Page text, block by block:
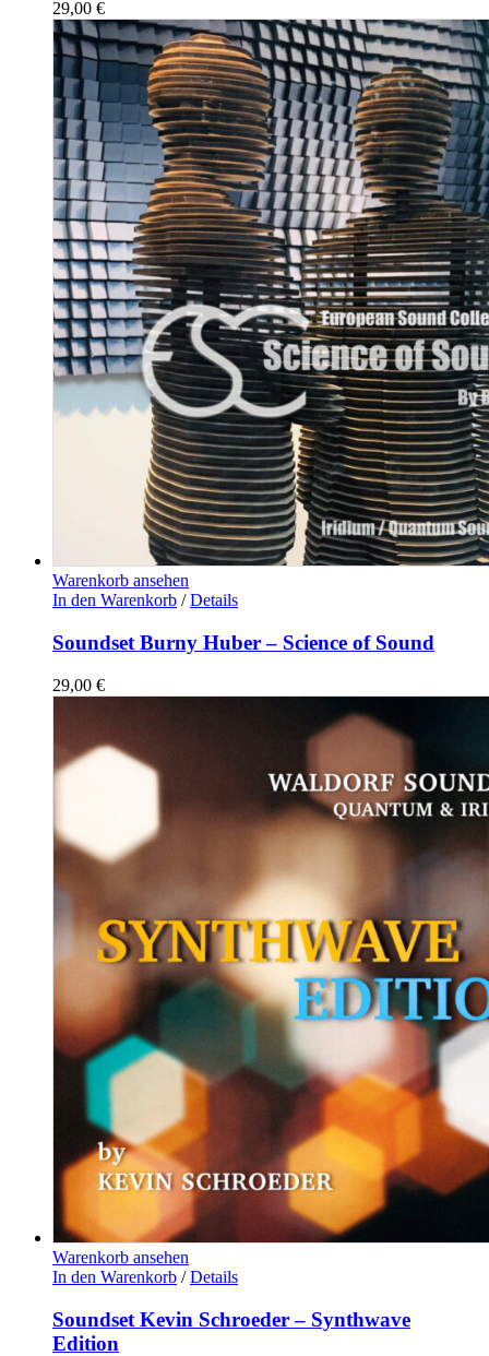
29,00 €
Warenkorb ansehen
In den Warenkorb / Details
Soundset Burny Huber – Science of Sound
29,00 €
Warenkorb ansehen
In den Warenkorb / Details
Soundset Kevin Schroeder – Synthwave
Edition